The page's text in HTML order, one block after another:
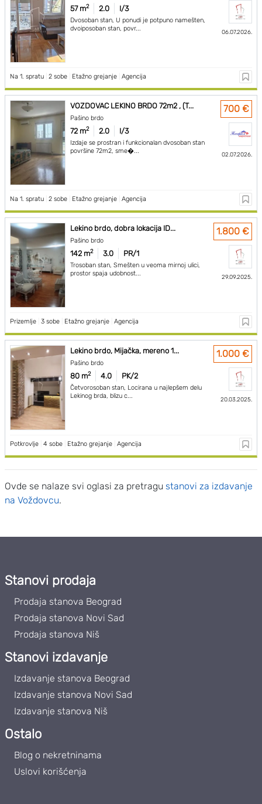
57 m2 2.0 I/3
Dvosoban stan, U ponudi je potpuno namešten,
dvoiposoban stan, povr...
06.07.2026.
Na 1. spratu 2 sobe Etažno grejanje Agencija
VOZDOVAC LEKINO BRDO 72m2 , (T...
Pašino brdo
72 m2 2.0 I/3
Izdaje se prostran i funkcionalan dvosoban stan
površine 72m2, sme�...
700 €
02.07.2026.
Na 1. spratu 2 sobe Etažno grejanje Agencija
Lekino brdo, dobra lokacija ID...
Pašino brdo
142 m2 3.0 PR/1
Trosoban stan, Smešten u veoma mirnoj ulici,
prostor spaja udobnost...
1.800 €
29.09.2025.
Prizemlje 3 sobe Etažno grejanje Agencija
Lekino brdo, Mijačka, mereno 1...
Pašino brdo
80 m2 4.0 PK/2
Četvorosoban stan, Locirana u najlepšem delu
Lekinog brda, blizu c...
1.000 €
20.03.2025.
Potkrovlje 4 sobe Etažno grejanje Agencija
Ovde se nalaze svi oglasi za pretragu stanovi za izdavanje
na Voždovcu.
Stanovi prodaja
Prodaja stanova Beograd
Prodaja stanova Novi Sad
Prodaja stanova Niš
Stanovi izdavanje
Izdavanje stanova Beograd
Izdavanje stanova Novi Sad
Izdavanje stanova Niš
Ostalo
Blog o nekretninama
Uslovi korišćenja